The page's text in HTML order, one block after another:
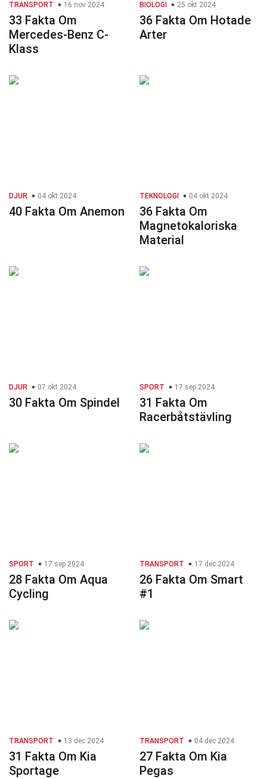
TRANSPORT 16 nov 2024
33 Fakta Om
Mercedes-Benz C-
Klass
BIOLOGI 25 okt 2024
36 Fakta Om Hotade
Arter
DJUR 04 okt 2024
40 Fakta Om Anemon
TEKNOLOGI 04 okt 2024
36 Fakta Om
Magnetokaloriska
Material
DJUR 07 okt 2024
30 Fakta Om Spindel
SPORT 17 sep 2024
31 Fakta Om
Racerbåtstävling
SPORT 17 sep 2024
28 Fakta Om Aqua
Cycling
TRANSPORT 17 dec 2024
26 Fakta Om Smart
#1
TRANSPORT 13 dec 2024
31 Fakta Om Kia
Sportage
TRANSPORT 04 dec 2024
27 Fakta Om Kia
Pegas